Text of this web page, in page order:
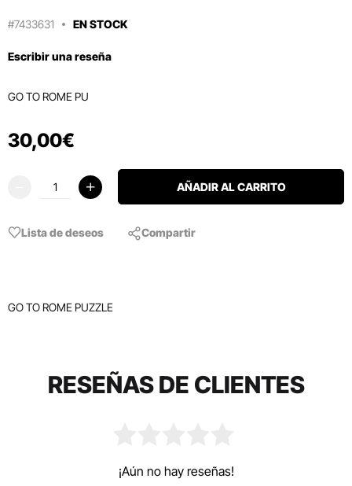
#7433631 EN STOCK
Escribir una reseña
GO TO ROME PU
30,00€
AÑADIR AL CARRITO
Lista de deseos Compartir
GO TO ROME PUZZLE
RESEÑAS DE CLIENTES
¡Aún no hay reseñas!